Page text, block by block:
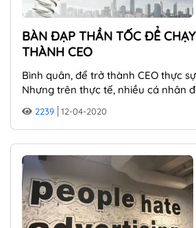
BÀN ĐẠP THẦN TỐC ĐỂ
THÀNH CEO
Bình quân, để trở thành CEO thực
Nhưng trên thực tế, nhiều cá nhân
2239 12-04-2020